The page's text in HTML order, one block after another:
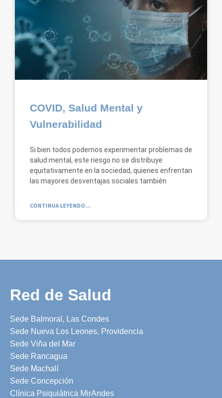
COVID, Salud Mental y
Vulnerabilidad
Si bien todos podemos experimentar problemas de
salud mental, este riesgo no se distribuye
equitativamente en la sociedad, quienes enfrentan
las mayores desventajas sociales también
CONTINUA LEYENDO...
Red de Salud
Sede Balmoral, Las Condes
Sede Nueva Los Leones, Providencia
Sede Viña del Mar
Sede Rancagua
Sede Machalí
Sede Concepción
Clínica Psiquiátrica MirAndes